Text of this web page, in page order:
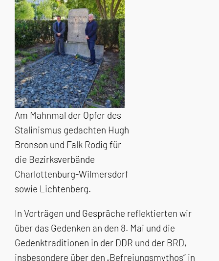
Am Mahnmal der Opfer des
Stalinismus gedachten Hugh
Bronson und Falk Rodig für
die Bezirksverbände
Charlottenburg-Wilmersdorf
sowie Lichtenberg.
In Vorträgen und Gespräche reflektierten wir
über das Gedenken an den 8. Mai und die
Gedenktraditionen in der DDR und der BRD,
insbesondere über den „Befreiungsmythos“ in